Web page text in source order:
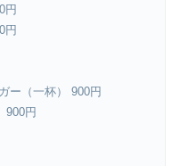
円
円
ー（一杯） 900円
900円